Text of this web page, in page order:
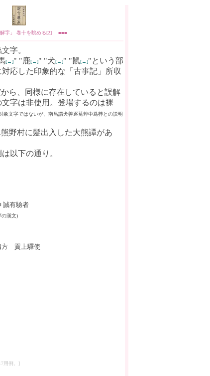
字」 卷十を眺める[2] ■■■
字。
[→]" "鹿[→]" "犬[→]" "鼠[→]"という部
応した印象的な「古事記」所収
ら、同様に存在していると誤解
字は非使用。登場するのは裸
文字ではないが、南昌謂犬善逐菟艸中爲莽との説明
野村に髮出入した大熊譚があ
以下の通り。
誠有驗者
の漢文)
方 貢上驛使
用例。]